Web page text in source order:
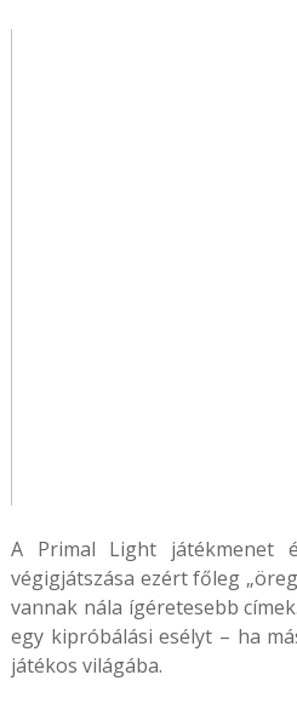
A Primal Light játékmenet
végigjátszása ezért főleg
vannak nála ígéretesebb
egy kipróbálási esélyt – ha
játékos világába.